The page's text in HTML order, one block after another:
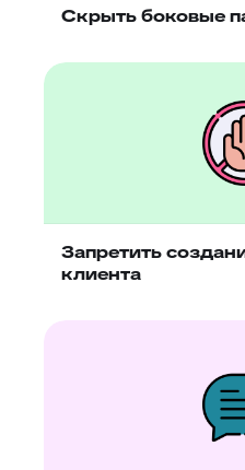
Скрыть боковые
Запретить
клиента